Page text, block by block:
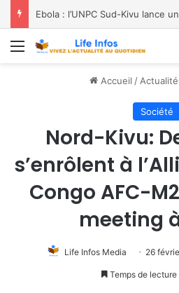
Menu
Accueil /
Société
Nord-Kivu:
s’enrôlent à
Congo AFC-
meeting
Life Infos Media 26
Temps de lecture